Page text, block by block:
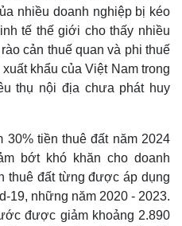
Xe máy
Tư vấn
nhiều doanh nghiệp bị kéo
tế thế giới cho thấy nhiều
cản thuế quan và phi thuế
khẩu của Việt Nam trong
thụ nội địa chưa phát huy
tiền thuê đất năm 2024
bớt khó khăn cho doanh
thuê đất từng được áp dụng
19, những năm 2020 - 2023.
được giảm khoảng 2.890